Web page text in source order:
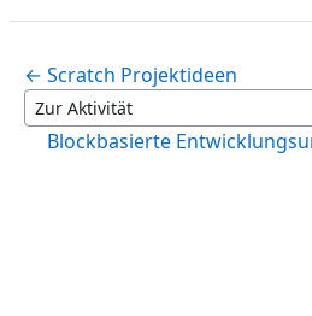
← Scratch Projektideen
Zur Aktivität
Blockbasierte